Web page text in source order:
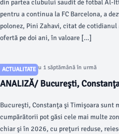
din partea clubului saudit de fotbal Al-
pentru a continua la FC Barcelona, a
polonez, Pini Zahavi, citat de cotidianul
ofertă pe doi ani, în valoare […]
ACTUALITATE
Articol postat cu 1 săptămână în urmă
ANALIZĂ/ Bucureşti,
Bucureşti, Constanţa şi Timişoara sunt
cumpărătorii pot găsi cele mai multe
chiar şi în 2026, cu preţuri reduse,